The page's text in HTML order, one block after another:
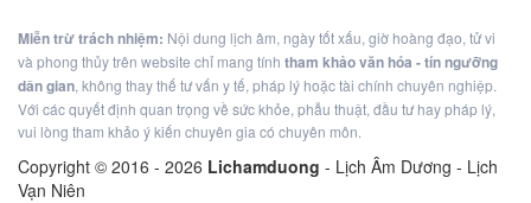
Miễn trừ trách nhiệm: Nội dung lịch âm, ngày tốt xấu, giờ hoàng đạo, tử vi
và phong thủy trên website chỉ mang tính tham khảo văn hóa - tín ngưỡng
dân gian, không thay thế tư vấn y tế, pháp lý hoặc tài chính chuyên nghiệp.
Với các quyết định quan trọng về sức khỏe, phẫu thuật, đầu tư hay pháp lý,
vui lòng tham khảo ý kiến chuyên gia có chuyên môn.
Copyright © 2016 - 2026 Lichamduong - Lịch Âm Dương - Lịch
Vạn Niên